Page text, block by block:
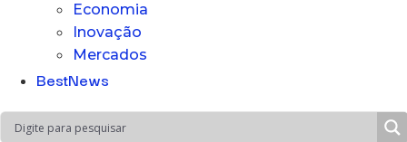
Economia
Inovação
Mercados
BestNews